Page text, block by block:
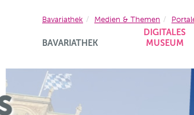
BAVARIATHEK
DIGITALES
MUSEUM
Bavariathek Medien & Themen